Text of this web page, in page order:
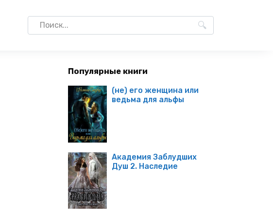
Search
for:
Популярные книги
(не) его женщина или
ведьма для альфы
Академия Заблудших
Душ 2. Наследие